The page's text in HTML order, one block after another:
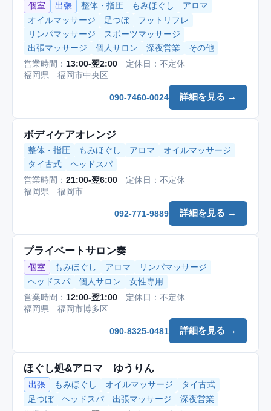
個室 出張 整体・指圧 もみほぐし
アロマ
オイルマッサージ
足つぼ
フットリフレ
リンパマッサージ
スポーツマッサージ
出張マッサージ
個人サロン 深夜営業
その他
営業時間： 13:00-翌2:00 定休日：不定休
福岡県 福岡市中央区
詳細を見る →
090-7460-0024
ボディケアオレンジ
整体・指圧 もみほぐし アロマ
オイルマッサージ
タイ古式
ヘッドスパ
営業時間： 21:00-翌6:00 定休日：不定休
福岡県 福岡市
詳細を見る →
092-771-9889
プライベートサロン奏
個室 もみほぐし アロマ
リンパマッサージ
ヘッドスパ
個人サロン
女性専用
営業時間： 12:00-翌1:00 定休日：不定休
福岡県 福岡市博多区
詳細を見る →
090-8325-0481
ほぐし処&アロマ ゆうりん
出張 もみほぐし オイルマッサージ
タイ古式
足つぼ
ヘッドスパ 出張マッサージ
深夜営業